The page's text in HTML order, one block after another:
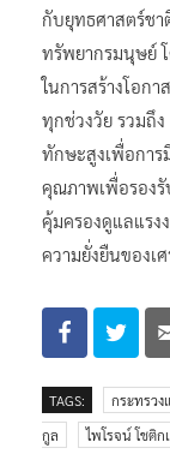
กับยุทธศาสตร์ชา
ทรัพยากรมนุษย์ โ
ในการสร้างโอก
ทุกช่วงวัย รวมถึ
ทักษะสูงเพื่อการ
คุณภาพเพื่อรองรั
คุ้มครองดูแลแร
ความยั่งยืนของเ
TAGS: กระทรวง
กูล
ไพโรจน์ โชติก